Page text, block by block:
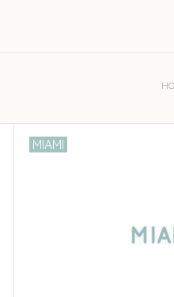
MIAMI